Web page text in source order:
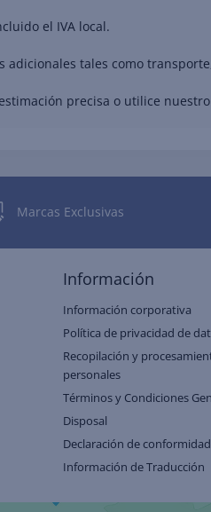
el IVA local.
tales como
precisa o utilice
Marcas Exclusivas
Información
Información corporativa
Política de privacidad de
Recopilación y
personales
Términos y Condiciones
Disposal
Declaración de conformidad
Información de Traducción